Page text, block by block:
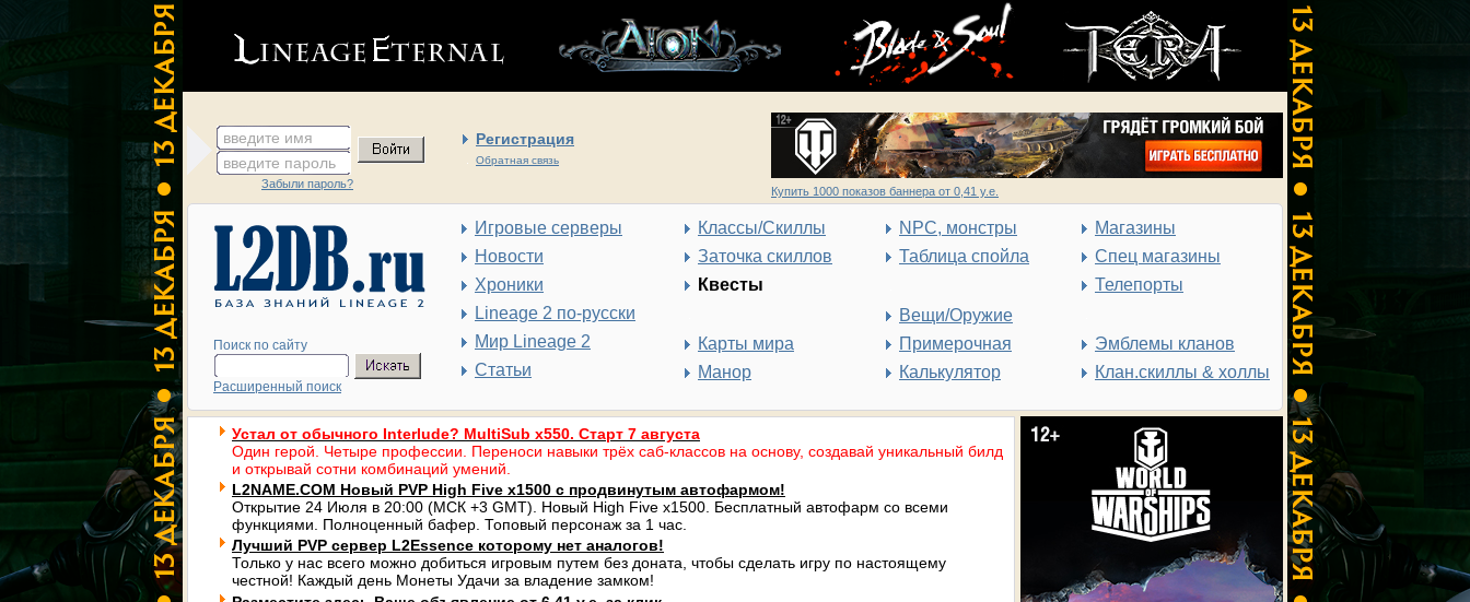
введите имя Регистрация
Обратная связь
введите пароль
Забыли пароль?
Купить 1000 показов баннера от 0,41 у.е.
Поиск по сайту
Расширенный поиск
Игровые серверы
Новости
Хроники
Lineage 2 по-русски
Мир Lineage 2
Статьи
Классы/Скиллы
Заточка скиллов
Квесты
Карты мира
Манор
NPC, монстры
Таблица спойла
Вещи/Оружие
Примерочная
Калькулятор
Магазины
Спец магазины
Телепорты
Эмблемы кланов
Клан.скиллы & холлы
Устал от обычного Interlude? MultiSub x550. Старт 7 августа
Один герой. Четыре профессии. Переноси навыки трёх саб-классов на основу, создавай уникальный билд
и открывай сотни комбинаций умений.
L2NAME.COM Новый PVP High Five x1500 с продвинутым автофармом!
Открытие 24 Июля в 20:00 (МСК +3 GMT). Новый High Five x1500. Бесплатный автофарм со всеми
функциями. Полноценный бафер. Топовый персонаж за 1 час.
Лучший PVP сервер L2Essence которому нет аналогов!
Только у нас всего можно добиться игровым путем без доната, чтобы сделать игру по настоящему
честной! Каждый день Монеты Удачи за владение замком!